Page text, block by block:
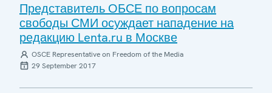
Представитель ОБСЕ по вопросам
свободы СМИ осуждает нападение на
редакцию Lenta.ru в Москве
OSCE Representative on Freedom of the Media
29 September 2017